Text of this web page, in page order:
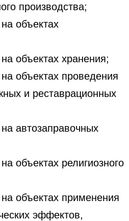
производства;
объектах
объектах хранения;
объектах проведения
и реставрационных
автозаправочных
объектах религиозного
объектах применения
эффектов,